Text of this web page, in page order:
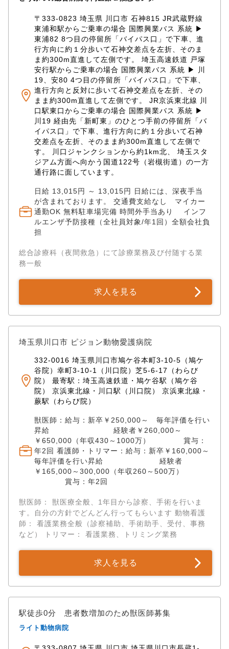
〒333-0823 埼玉県 川口市 石神815 JR武蔵野線
東浦和駅からご乗車の場合 国際興業バス 系統 ▶
東浦82 8つ目の停留所「バイパス口」で下車、進
行方向に約１分歩いて石神交差点を左折、そのま
ま約300m直進して左側です。 埼玉高速鉄道 戸塚
安行駅からご乗車の場合 国際興業バス 系統 ▶ 川
19、安80 4つ目の停留所「バイパス口」で下車、
進行方向と反対に歩いて石神交差点を左折、その
まま約300m直進して左側です。 JR京浜東北線 川
口駅東口からご乗車の場合 国際興業バス 系統 ▶
川19 経由先「新町東」のひとつ手前の停留所「バ
イパス口」で下車、進行方向に約１分歩いて石神
交差点を左折、そのまま約300m直進して左側で
す。 川口ジャンクションから約1km北、 埼玉スタ
ジアム方面へ向かう国道122号（岩槻街道）の一方
通行路に面しています。
日給 13,015円 ～ 13,015円 日給には、深夜手当
が含まれております。 交通費支給なし マイカー
通勤OK 無料駐車場完備 時間外手当あり インフ
ルエンザ予防接種（全社員対象/年1回）全額会社負
担
総合診療科（夜間救急）にて診療業務及び付随する業
務一般
求人を見る
埼玉県川口市 ピジョン動物愛護病院
332-0016 埼玉県川口市鳩ケ谷本町3-10-5（鳩ケ
谷院）幸町3-10-1（川口院）芝5-6-17（わらび
院） 最寄駅：埼玉高速鉄道・鳩ケ谷駅（鳩ケ谷
院） 京浜東北線・川口駅（川口院） 京浜東北線・
蕨駅（わらび院）
獣医師：給与：新卒￥250,000～ 毎年評価を行い
昇給 経験者￥260,000～
￥650,000（年収430～1000万） 賞与：
年2回 看護師・トリマー：給与：新卒￥160,000～
毎年評価を行い昇給 経験者
￥165,000～300,000（年収260～500万）
賞与：年2回
獣医師： 獣医療全般、1年目から診察、手術を行いま
す。自分の方針でどんどん行ってもらいます 動物看護
師： 看護業務全般（診察補助、手術助手、受付、事務
など） トリマー： 看護業務、トリミング業務
求人を見る
駅徒歩0分 患者数増加のため獣医師募集
ライト動物病院